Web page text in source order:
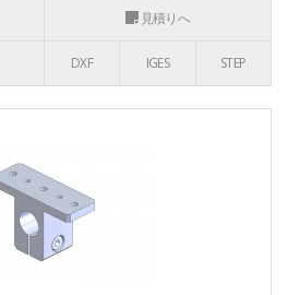
見積りへ
DXF IGES STEP